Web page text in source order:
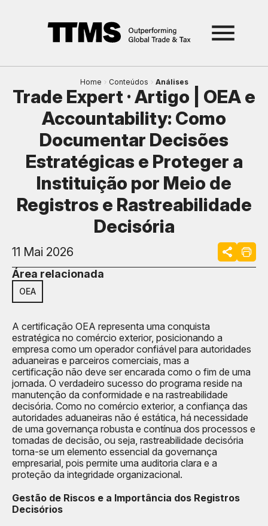
Home Conteúdos Análises
Trade Expert · Artigo | OEA e
Accountability: Como
Documentar Decisões
Estratégicas e Proteger a
Instituição por Meio de
Registros e Rastreabilidade
Decisória
11 Mai 2026
A certificação OEA representa uma conquista
estratégica no comércio exterior, posicionando a
empresa como um operador confiável para autoridades
aduaneiras e parceiros comerciais, mas a
certificação não deve ser encarada como o fim de uma
jornada. O verdadeiro sucesso do programa reside na
manutenção da conformidade e na rastreabilidade
decisória. Como no comércio exterior, a confiança das
autoridades aduaneiras não é estática, há necessidade
de uma governança robusta e contínua dos processos e
tomadas de decisão, ou seja, rastreabilidade decisória
torna-se um elemento essencial da governança
empresarial, pois permite uma auditoria clara e a
proteção da integridade organizacional.
Gestão de Riscos e a Importância dos Registros
Decisórios
Área relacionada
OEA